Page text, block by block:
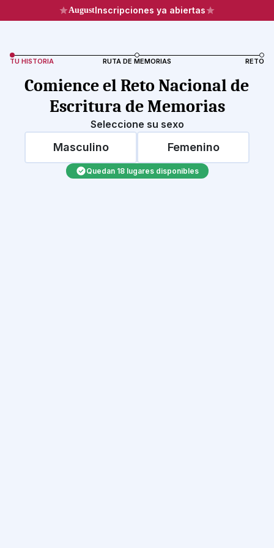
AugustInscripciones ya abiertas
TU HISTORIA RUTA DE MEMORIAS RETO
Comience el Reto Nacional de
Escritura de Memorias
Seleccione su sexo
Masculino Femenino
Quedan 18 lugares disponibles